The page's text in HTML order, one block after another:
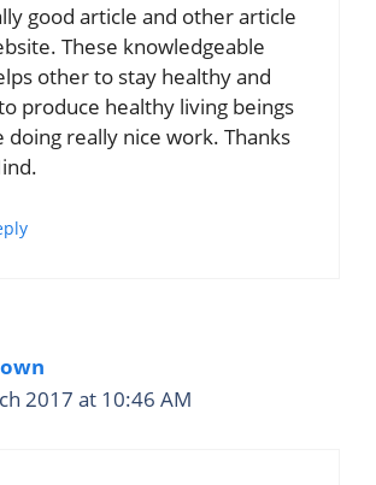
good article and other article
These knowledgeable
other to stay healthy and
produce healthy living beings
doing really nice work. Thanks
2017 at 10:46 AM